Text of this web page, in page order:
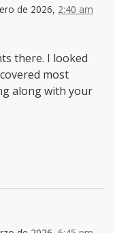
de 2026, 2:40 am
there. I looked
most
along with your